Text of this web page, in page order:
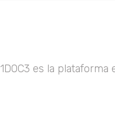
1DOC3 es la